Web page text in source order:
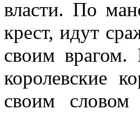
власти. По
крест, идут
своим врагом.
королевские
своим словом